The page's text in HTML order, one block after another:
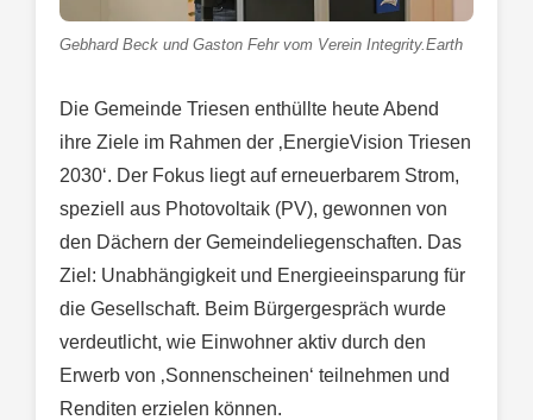
Gebhard Beck und Gaston Fehr vom Verein Integrity.Earth
Die Gemeinde Triesen enthüllte heute Abend
ihre Ziele im Rahmen der ‚EnergieVision Triesen
2030‘. Der Fokus liegt auf erneuerbarem Strom,
speziell aus Photovoltaik (PV), gewonnen von
den Dächern der Gemeindeliegenschaften. Das
Ziel: Unabhängigkeit und Energieeinsparung für
die Gesellschaft. Beim Bürgergespräch wurde
verdeutlicht, wie Einwohner aktiv durch den
Erwerb von ‚Sonnenscheinen‘ teilnehmen und
Renditen erzielen können.